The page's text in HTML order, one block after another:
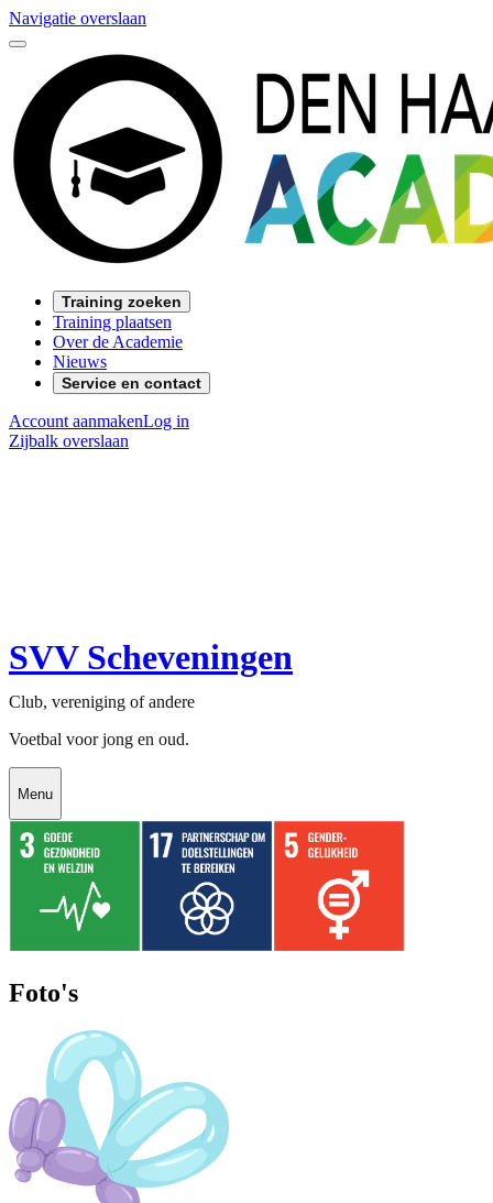
Navigatie overslaan
Training zoeken
Training plaatsen
Over de Academie
Nieuws
Service en contact
Account aanmakenLog in
Zijbalk overslaan
SVV Scheveningen
Club, vereniging of andere
Voetbal voor jong en oud.
Menu
Foto's